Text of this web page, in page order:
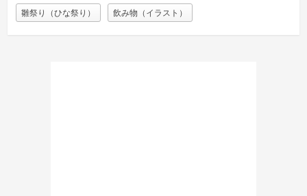
雛祭り（ひな祭り） 飲み物（イラスト）